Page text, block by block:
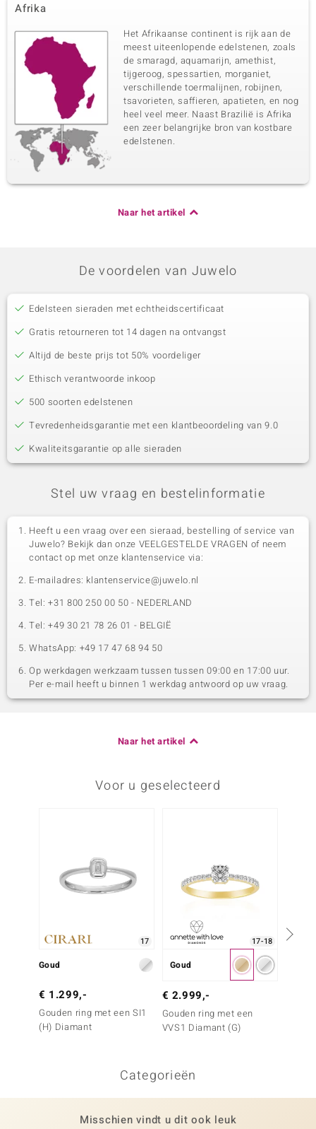
Afrika
Het Afrikaanse continent is rijk aan de
meest uiteenlopende edelstenen, zoals
de smaragd, aquamarijn, amethist,
tijgeroog, spessartien, morganiet,
verschillende toermalijnen, robijnen,
tsavorieten, saffieren, apatieten, en nog
heel veel meer. Naast Brazilië is Afrika
een zeer belangrijke bron van kostbare
edelstenen.
Naar het artikel
De voordelen van Juwelo
Edelsteen sieraden met echtheidscertificaat
Gratis retourneren tot 14 dagen na ontvangst
Altijd de beste prijs tot 50% voordeliger
Ethisch verantwoorde inkoop
500 soorten edelstenen
Tevredenheidsgarantie met een klantbeoordeling van 9.0
Kwaliteitsgarantie op alle sieraden
Stel uw vraag en bestelinformatie
Heeft u een vraag over een sieraad, bestelling of service van
Juwelo? Bekijk dan onze VEELGESTELDE VRAGEN of neem
contact op met onze klantenservice via:
E-mailadres: klantenservice@juwelo.nl
Tel: +31 800 250 00 50 - NEDERLAND
Tel: +49 30 21 78 26 01 - BELGIË
WhatsApp: +49 17 47 68 94 50
Op werkdagen werkzaam tussen tussen 09:00 en 17:00 uur.
Per e-mail heeft u binnen 1 werkdag antwoord op uw vraag.
Naar het artikel
Voor u geselecteerd
17
Goud
€ 1.299,-
Gouden ring met een SI1
(H) Diamant
17-18
Goud
€ 2.999,-
Gouden ring met een
VVS1 Diamant (G)
Categorieën
Misschien vindt u dit ook leuk